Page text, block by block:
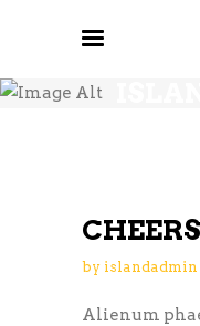
by islandadmin
Alienum